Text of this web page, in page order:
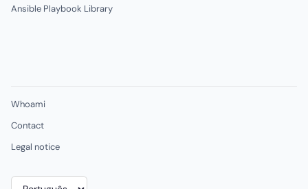
Ansible Playbook Library
Whoami
Contact
Legal notice
Escolha